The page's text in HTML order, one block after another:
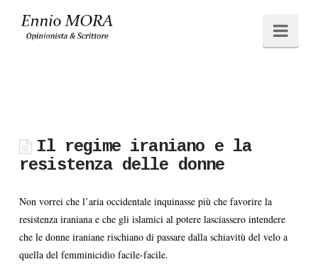
Ennio
Il regime iraniano e la
resistenza delle donne
Non vorrei che l’aria occidentale inquinasse più che favorire la
resistenza iraniana e che gli islamici al potere lasciassero intendere
che le donne iraniane rischiano di passare dalla schiavitù del velo a
quella del femminicidio facile-facile.